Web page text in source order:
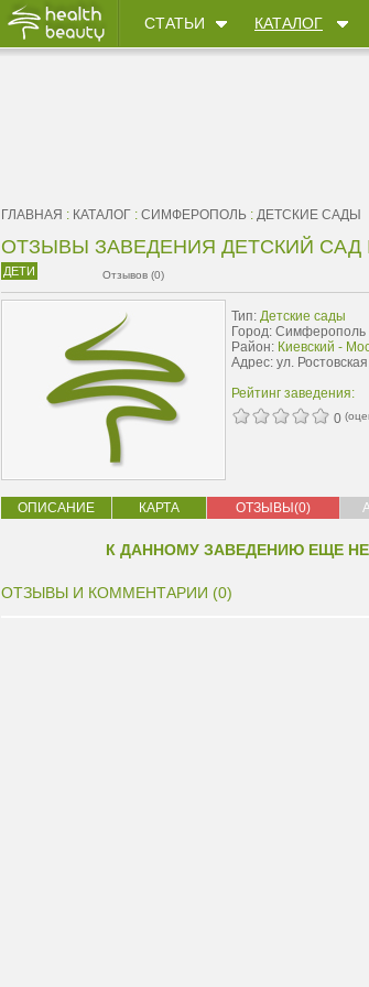
СТАТЬИ КАТАЛОГ
ГЛАВНАЯ : КАТАЛОГ : СИМФЕРОПОЛЬ : ДЕТСКИЕ САДЫ
ОТЗЫВЫ ЗАВЕДЕНИЯ ДЕТСКИЙ САД
ДЕТИ Отзывов (0)
Тип: Детские сады
Город: Симферополь
Район: Киевский -
Адрес: ул.
Рейтинг заведения:
0
ОПИСАНИЕ КАРТА ОТЗЫВЫ(0)
К ДАННОМУ ЗАВЕДЕНИЮ ЕЩЕ
ОТЗЫВЫ И КОММЕНТАРИИ (0)